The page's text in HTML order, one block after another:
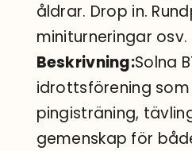
åldrar. Drop in.
miniturneringar osv.
Beskrivning:Solna
idrottsförening
pingisträning,
gemenskap för